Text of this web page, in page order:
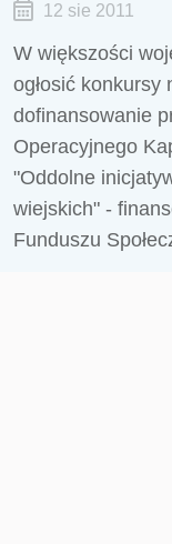
12 sie 2011
W większości
ogłosić konkursy
dofinansowanie
Operacyjnego
"Oddolne
wiejskich" -
Funduszu